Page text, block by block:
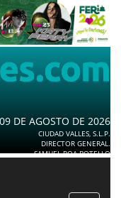
DE AGOSTO DE 2026
CIUDAD VALLES, S.L.P.
DIRECTOR GENERAL.
SAMUEL ROA BOTELLO